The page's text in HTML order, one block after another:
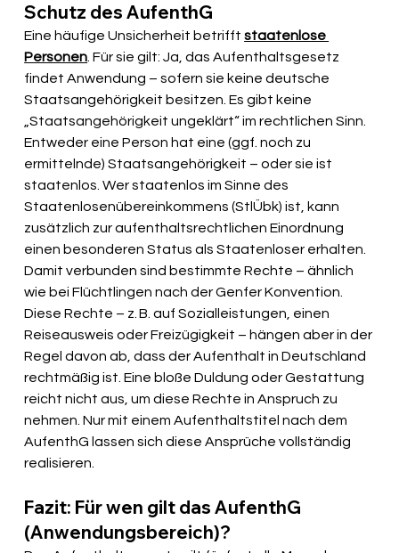
Schutz des AufenthG
Eine häufige Unsicherheit betrifft staatenlose
Personen . Für sie gilt: Ja, das Aufenthaltsgesetz
findet Anwendung – sofern sie keine deutsche
Staatsangehörigkeit besitzen. Es gibt keine
„Staatsangehörigkeit ungeklärt“ im rechtlichen Sinn.
Entweder eine Person hat eine (ggf. noch zu
ermittelnde) Staatsangehörigkeit – oder sie ist
staatenlos. Wer staatenlos im Sinne des
Staatenlosenübereinkommens (StlÜbk) ist, kann
zusätzlich zur aufenthaltsrechtlichen Einordnung
einen besonderen Status als Staatenloser erhalten.
Damit verbunden sind bestimmte Rechte – ähnlich
wie bei Flüchtlingen nach der Genfer Konvention.
Diese Rechte – z. B. auf Sozialleistungen, einen
Reiseausweis oder Freizügigkeit – hängen aber in der
Regel davon ab, dass der Aufenthalt in Deutschland
rechtmäßig ist. Eine bloße Duldung oder Gestattung
reicht nicht aus, um diese Rechte in Anspruch zu
nehmen. Nur mit einem Aufenthaltstitel nach dem
AufenthG lassen sich diese Ansprüche vollständig
realisieren.
Fazit: Für wen gilt das AufenthG
(Anwendungsbereich)?